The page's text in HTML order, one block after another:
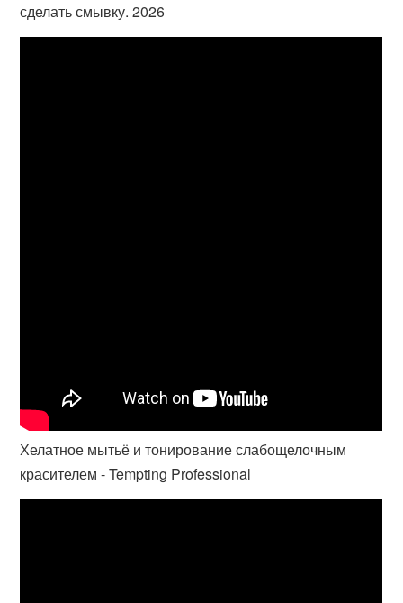
сделать смывку. 2026
Хелатное мытьё и тонирование слабощелочным
красителем - Tempting Professional